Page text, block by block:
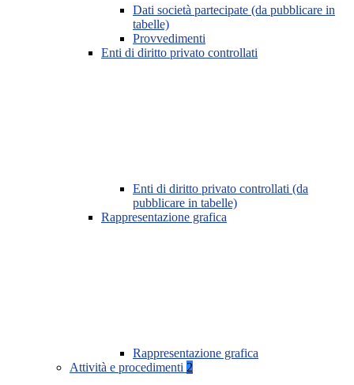
Dati società partecipate (da pubblicare in
tabelle)
Provvedimenti
Enti di diritto privato controllati
Enti di diritto privato controllati (da
pubblicare in tabelle)
Rappresentazione grafica
Rappresentazione grafica
Attività e procedimenti 2